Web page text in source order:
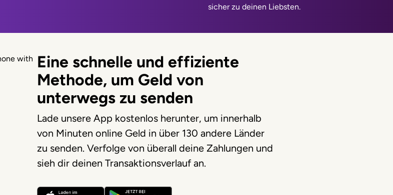
sicher zu deinen Liebsten.
Eine schnelle und effiziente
Methode, um Geld von
unterwegs zu senden
Lade unsere App kostenlos herunter, um innerhalb
von Minuten online Geld in über 130 andere Länder
zu senden. Verfolge von überall deine Zahlungen und
sieh dir deinen Transaktionsverlauf an.